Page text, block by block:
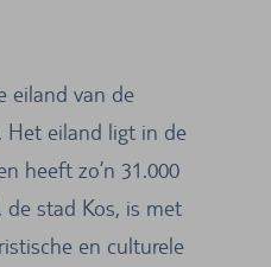
eiland van de
Het eiland ligt in de
heeft zo’n 31.000
stad Kos, is met
en culturele